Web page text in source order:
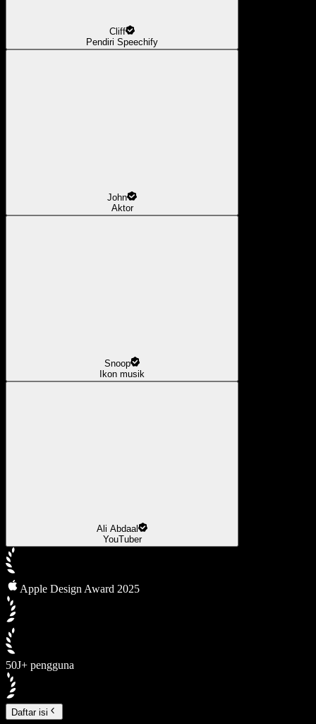
Cliff
Pendiri Speechify
John
Aktor
Snoop
Ikon musik
Ali Abdaal
YouTuber
Apple Design Award 2025
50J+ pengguna
Daftar isi